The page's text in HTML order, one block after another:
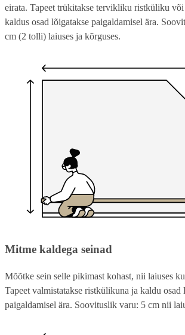
eirata. Tapeet trükitakse tervikliku ristküliku
kaldus osad lõigatakse paigaldamisel ära.
cm (2 tolli) laiuses ja kõrguses.
Mitme kaldega seinad
Mõõtke sein selle pikimast kohast, nii laiuses
Tapeet valmistatakse ristkülikuna ja kaldu osad
paigaldamisel ära. Soovituslik varu: 5 cm nii